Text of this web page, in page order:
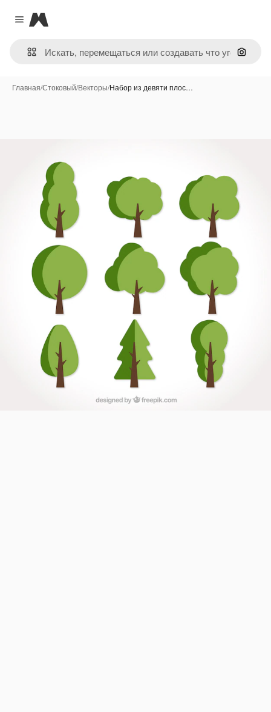
Close menu
Magnific
Поиск
Главная/Стоковый/Векторы/Набор из девяти плос…